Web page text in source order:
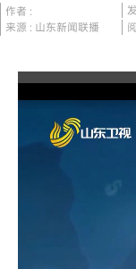
作者 :
来源 : 山东新闻联播